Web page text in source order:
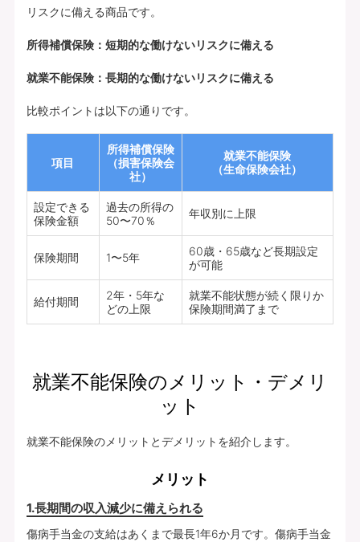
リスクに備える商品です。
所得補償保険：短期的な働けないリスクに備える
就業不能保険：長期的な働けないリスクに備える
比較ポイントは以下の通りです。
項目
所得補償保険
（損害保険会
社）
就業不能保険
（生命保険会社）
設定できる
保険金額
過去の所得の
50〜70％
年収別に上限
保険期間 1〜5年
60歳・65歳など長期設定
が可能
給付期間
2年・5年な
どの上限
就業不能状態が続く限りか
保険期間満了まで
就業不能保険のメリット・デメリ
ット
就業不能保険のメリットとデメリットを紹介します。
メリット
1.長期間の収入減少に備えられる
傷病手当金の支給はあくまで最長1年6か月です。傷病手当金